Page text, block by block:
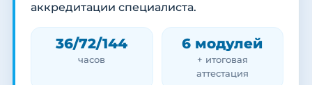
аккредитации специалиста.
36/72/144
часов
6 модулей
+ итоговая
аттестация